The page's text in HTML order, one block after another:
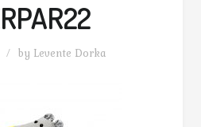
by Levente Dorka